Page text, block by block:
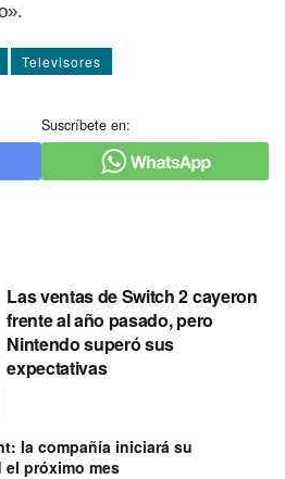
Televisores
Suscríbete en:
Las ventas de Switch 2 cayeron
frente al año pasado, pero
Nintendo superó sus
expectativas
la compañía iniciará su
próximo mes